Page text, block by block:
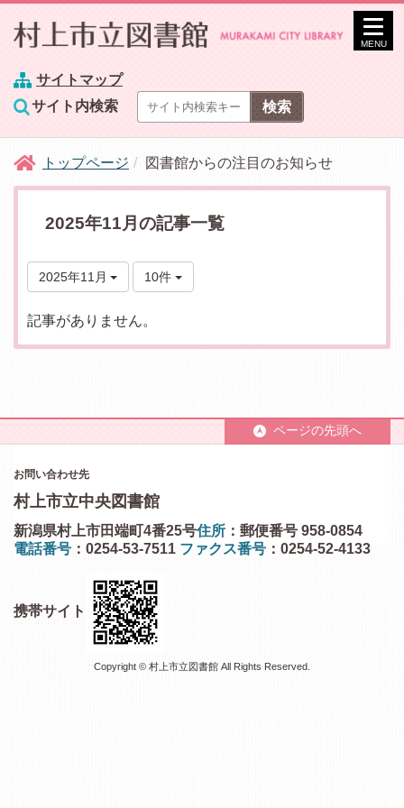
サイトマップ
サイト内検索
MENU
トップページ 図書館からの注目のお知らせ
2025年11月の記事一覧
2025年11月 10件
記事がありません。
ページの先頭へ
お問い合わせ先
村上市立中央図書館
住所 ：郵便番号 958-0854
新潟県村上市田端町4番25号
電話番号 ：0254-53-7511 ファクス番号 ：0254-52-4133
携帯サイト
Copyright © 村上市立図書館 All Rights Reserved.